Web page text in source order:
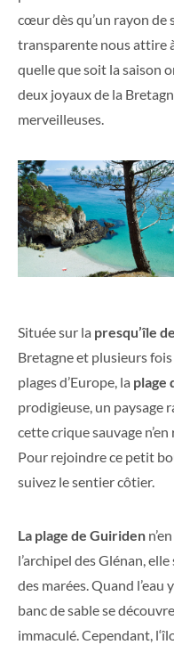
cœur dès qu’un rayon de
transparente nous attire
quelle que soit la saison
deux joyaux de la
merveilleuses.
Située sur la presqu’île
Bretagne et plusieurs
plages d’Europe, la plage
prodigieuse, un paysage
cette crique sauvage
Pour rejoindre ce petit
suivez le sentier côtier.
La plage de Guiriden
l’archipel des Glénan,
des marées. Quand l’eau
banc de sable se
immaculé. Cependant, l